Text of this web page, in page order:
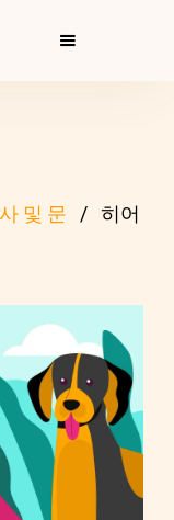
및 문
히어